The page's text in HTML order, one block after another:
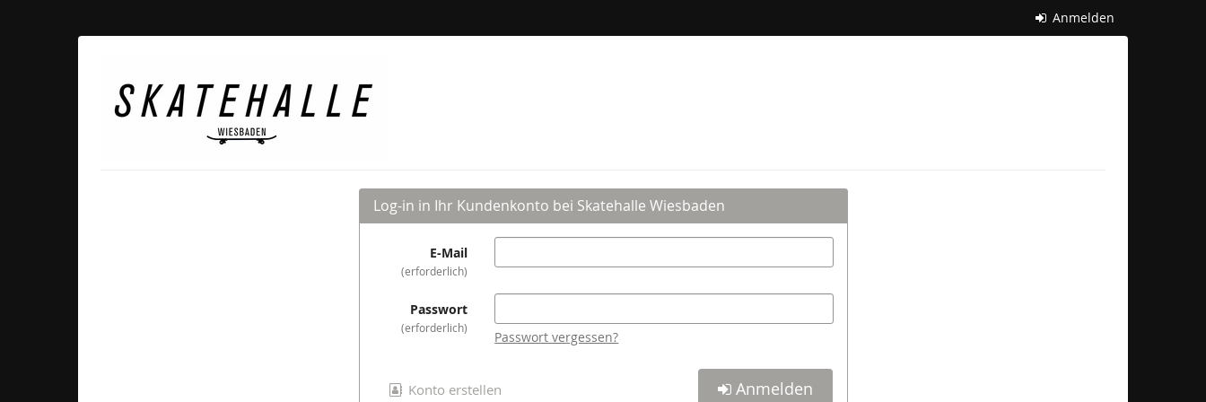
Anmelden
Skatehalle
Wiesbaden
Log-in in Ihr Kundenkonto bei Skatehalle Wiesbaden
E-Mail
erforderlich
Passwort
erforderlich
Passwort vergessen?
Konto erstellen Anmelden